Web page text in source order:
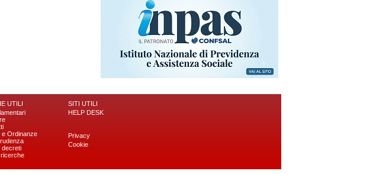
UTILI
e Ordinanze
decreti
SITI UTILI
HELP DESK
Privacy
Cookie